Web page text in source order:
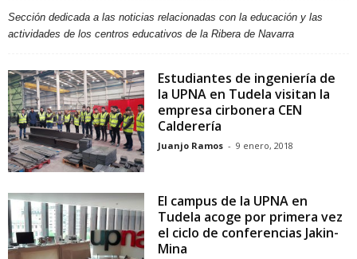
Sección dedicada a las noticias relacionadas con la educación y las
actividades de los centros educativos de la Ribera de Navarra
Estudiantes de ingeniería de
la UPNA en Tudela visitan la
empresa cirbonera CEN
Calderería
Juanjo Ramos - 9 enero, 2018
El campus de la UPNA en
Tudela acoge por primera vez
el ciclo de conferencias Jakin-
Mina